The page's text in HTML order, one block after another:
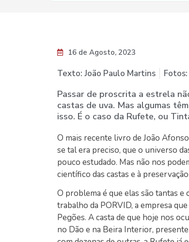
16 de Agosto, 2023
Texto: João Paulo Martins
Passar de proscrita a estrela
castas de uva. Mas algumas
isso. É o caso da Rufete, ou
O mais recente livro de João
se tal era preciso, que o universo
pouco estudado. Mas não nos
científico das castas e à
O problema é que elas são tantas
trabalho da PORVID, a empresa
Pegões. A casta de que hoje nos
no Dão e na Beira Interior,